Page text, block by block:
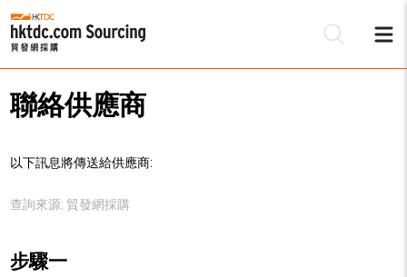
聯絡供應商
以下訊息將傳送給供應商:
查詢來源: 貿發網採購
步驟一